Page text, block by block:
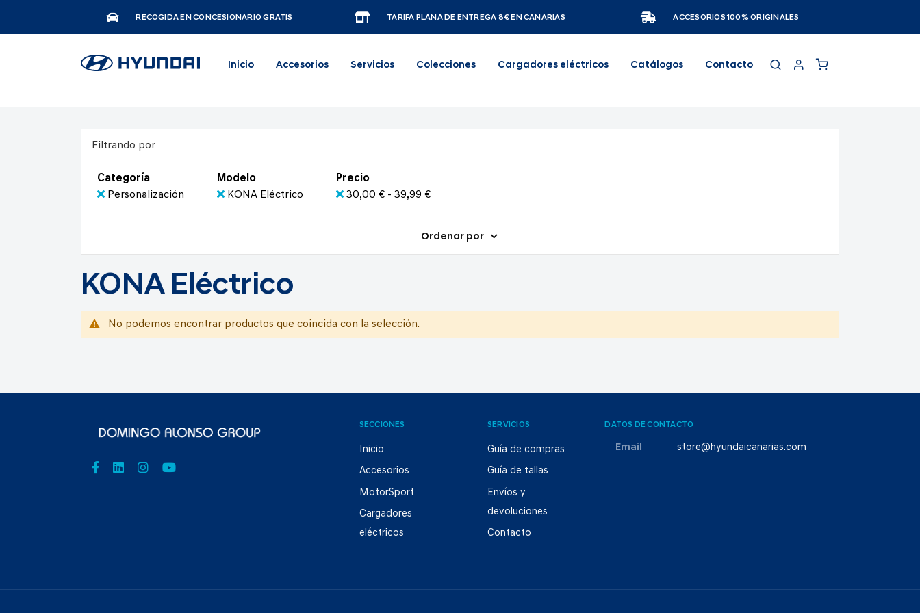
RECOGIDA EN CONCESIONARIO GRATIS TARIFA PLANA DE ENTREGA 8€ EN CANARIAS ACCESORIOS 100% ORIGINALES
Inicio Accesorios Servicios Colecciones Cargadores eléctricos Catálogos Contacto
Filtrando por
Categoría
Personalización
Modelo
KONA Eléctrico
Precio
30,00 € - 39,99 €
Ordenar por
KONA Eléctrico
No podemos encontrar productos que coincida con la selección.
SECCIONES
Inicio
Accesorios
MotorSport
Cargadores
eléctricos
SERVICIOS
Guía de compras
Guía de tallas
Envíos y
devoluciones
Contacto
DATOS DE CONTACTO
Email store@hyundaicanarias.com